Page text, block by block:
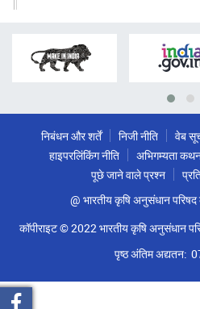
निबंधन और शर्तें निजी नीति वेब
हाइपरलिंकिंग नीति
अभिगम्यता
पूछे जाने वाले प्रश्न
@ भारतीय कृषि अनुसंधान परिषद
कॉपीराइट © 2022 भारतीय कृषि अनुसंधान
पृष्ठ अंतिम अद्यतन: